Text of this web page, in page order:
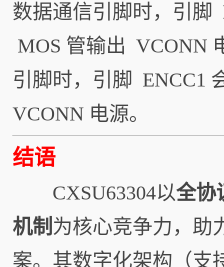
数据通信引脚时，引脚
MOS 管输出 VCONN
引脚时，引脚 ENCC1
VCONN 电源。
结语
CXSU63304以全协
机制为核心竞争力，助
案。其数字化架构（支